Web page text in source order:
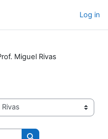
Log in
Miguel Rivas